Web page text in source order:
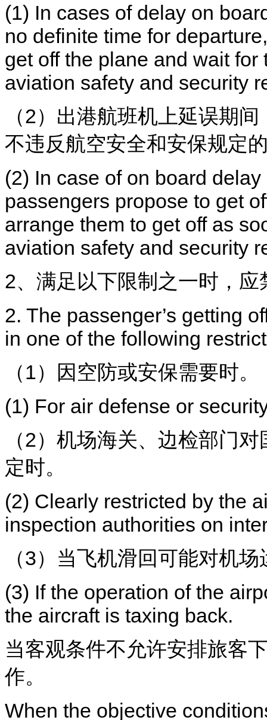
(1) In cases of delay on
no definite time for
get off the plane and wait
aviation safety and security
（2）出港航班机上延误期
不违反航空安全和安保规定
(2) In case of on board
passengers propose to get
arrange them to get off as
aviation safety and security
2、满足以下限制之一时，
2. The passenger’s getting
in one of the following
（1）因空防或安保需要时。
(1) For air defense or
（2）机场海关、边检部门
定时。
(2) Clearly restricted by the
inspection authorities on
（3）当飞机滑回可能对机
(3) If the operation of the
the aircraft is taxing back.
当客观条件不允许安排旅客
作。
When the objective